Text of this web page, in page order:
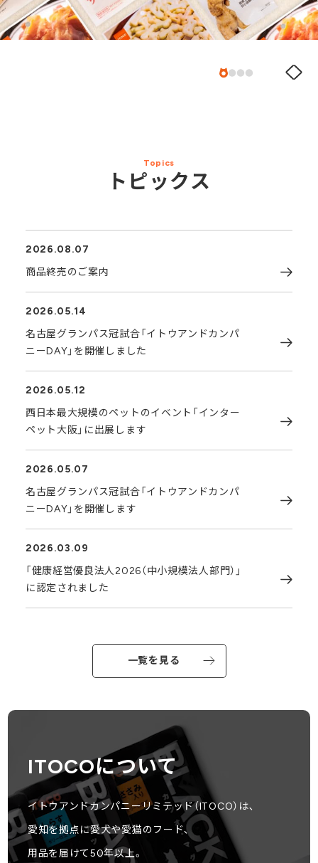
Topics
トピックス
2026.08.07
商品終売のご案内
2026.05.14
名古屋グランパス冠試合「イトウアンドカンパ
ニーDAY」を開催しました
2026.05.12
西日本最大規模のペットのイベント「インター
ペット大阪」に出展します
2026.05.07
名古屋グランパス冠試合「イトウアンドカンパ
ニーDAY」を開催します
2026.03.09
「健康経営優良法人2026（中小規模法人部門）」
に認定されました
一覧を見る
ITOCOについて
イトウアンドカンパニーリミテッド（ITOCO）は､
愛知を拠点に愛⽝や愛猫のフード､
⽤品を届けて50年以上。